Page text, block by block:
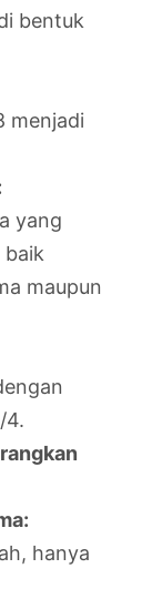
bentuk
menjadi
yang
baik
maupun
4.
hanya